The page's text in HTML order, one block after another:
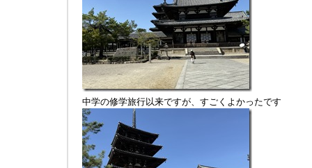
中学の修学旅行以来ですが、すごくよかったです